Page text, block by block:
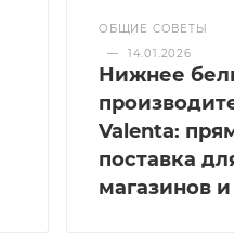
ОБЩИЕ СОВЕТЫ
—
14.01.2026
Нижнее
Valenta:
поставка
магазинов